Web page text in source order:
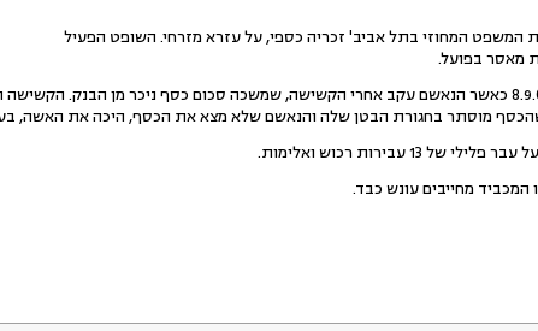
המשפט המחוזי בתל אביב' זכריה כספי, על עזרא מזרחי. השופט הפעיל
מזרחי הורשע בשוד קשישה כבת 79 שנים. הארוע התרחש ב- 8.9.00 כאשר הנאשם עקב אחרי הקשישה, שמשכה סכום
מוסתר בחגורת הבטן שלה והנאשם שלא מצא את הכסף, היכה את האשה,
מחייבים עונש כבד.